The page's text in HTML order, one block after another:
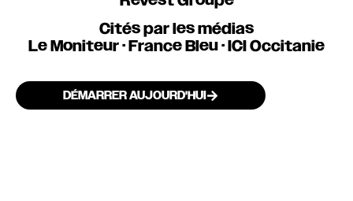
Cités par les médias
Le Moniteur · France Bleu · ICI Occitanie
DÉMARRER AUJOURD'HUI